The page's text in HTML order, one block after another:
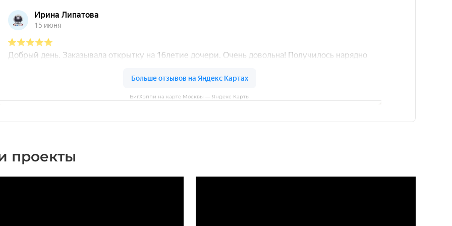
БигХэппи на карте Москвы — Яндекс Карты
проекты